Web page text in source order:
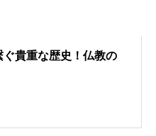
貴重な歴史！仏教の